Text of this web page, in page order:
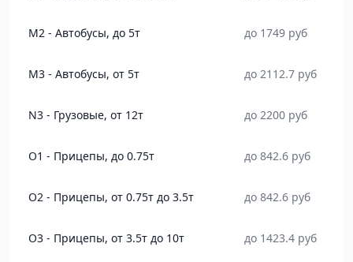
M2 - Автобусы, до 5т до 1749 руб
M3 - Автобусы, от 5т до 2112.7 руб
N3 - Грузовые, от 12т до 2200 руб
O1 - Прицепы, до 0.75т до 842.6 руб
O2 - Прицепы, от 0.75т до 3.5т до 842.6 руб
O3 - Прицепы, от 3.5т до 10т до 1423.4 руб